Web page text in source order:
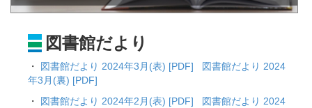
図書館だより
・ 図書館だより 2024年3月(表) [PDF]
図書館だより 2024
年3月(裏) [PDF]
・
図書館だより 2024年2月(表) [PDF]
図書館だより 2024